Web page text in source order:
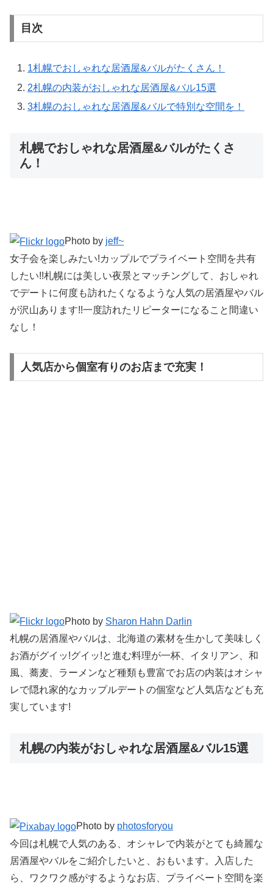
目次
1札幌でおしゃれな居酒屋&バルがたくさん！
2札幌の内装がおしゃれな居酒屋&バル15選
3札幌のおしゃれな居酒屋&バルで特別な空間を！
札幌でおしゃれな居酒屋&バルがたくさ
ん！
Photo by jeff~
女子会を楽しみたい!カップルでプライベート空間を共有
したい!!札幌には美しい夜景とマッチングして、おしゃれ
でデートに何度も訪れたくなるような人気の居酒屋やバル
が沢山あります!!一度訪れたリピーターになること間違い
なし！
人気店から個室有りのお店まで充実！
Photo by Sharon Hahn Darlin
札幌の居酒屋やバルは、北海道の素材を生かして美味しく
お酒がグイッ!グイッ!と進む料理が一杯、イタリアン、和
風、蕎麦、ラーメンなど種類も豊富でお店の内装はオシャ
レで隠れ家的なカップルデートの個室など人気店なども充
実しています!
札幌の内装がおしゃれな居酒屋&バル15選
Photo by photosforyou
今回は札幌で人気のある、オシャレで内装がとても綺麗な
居酒屋やバルをご紹介したいと、おもいます。入店した
ら、ワクワク感がするようなお店、プライベート空間を楽